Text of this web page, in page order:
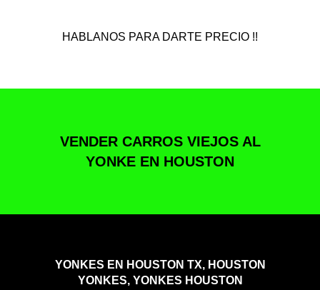
HABLANOS PARA DARTE PRECIO !!
VENDER CARROS VIEJOS AL
YONKE EN HOUSTON
YONKES EN HOUSTON TX, HOUSTON
YONKES, YONKES HOUSTON